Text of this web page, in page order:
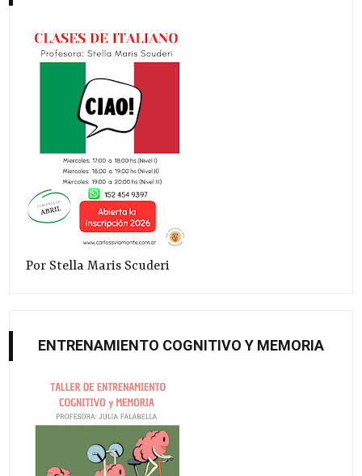
Por Stella Maris Scuderi
ENTRENAMIENTO COGNITIVO Y MEMORIA